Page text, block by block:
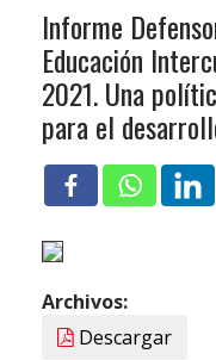
Informe
Educación
2021. Una
para el
Archivos:
Descargar